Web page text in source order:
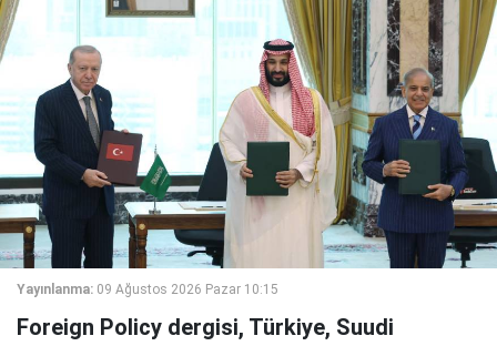
Yayınlanma: 09 Ağustos 2026 Pazar 10:15
Foreign Policy dergisi, Türkiye, Suudi